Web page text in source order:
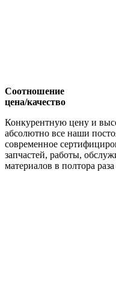
Соотношение
цена/качество
Конкурентную цену и
абсолютно все наши
современное
запчастей, работы,
материалов в полтора